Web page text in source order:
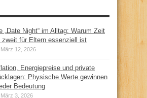
„Date Night“ im Alltag: Warum Zeit
zweit für Eltern essenziell ist
März 12, 2026
Energiepreise und private
Physische Werte gewinnen
Bedeutung
März 3, 2026